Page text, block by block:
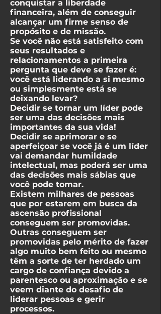
conquistar a liberdade
financeira, além de conseguir
alcançar um firme senso de
propósito e de missão.
Se você não está satisfeito com
seus resultados e
relacionamentos a primeira
pergunta que deve se fazer é:
você está liderando a si mesmo
ou simplesmente está se
deixando levar?
Decidir se tornar um líder pode
ser uma das decisões mais
importantes da sua vida!
Decidir se aprimorar e se
aperfeiçoar se você já é um líder
vai demandar humildade
intelectual, mas poderá ser uma
das decisões mais sábias que
você pode tomar.
Existem milhares de pessoas
que por estarem em busca da
ascensão profissional
conseguem ser promovidas.
Outras conseguem ser
promovidas pelo mérito de fazer
algo muito bem feito ou mesmo
têm a sorte de ter herdado um
cargo de confiança devido a
parentesco ou aproximação e se
veem diante do desafio de
liderar pessoas e gerir
processos.